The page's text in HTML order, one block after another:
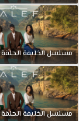
مسلسل الخليفة الحلقة
مسلسل الخليفة الحلقة